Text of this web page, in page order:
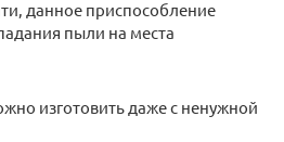
данное приспособление
пыли на места
изготовить даже с ненужной